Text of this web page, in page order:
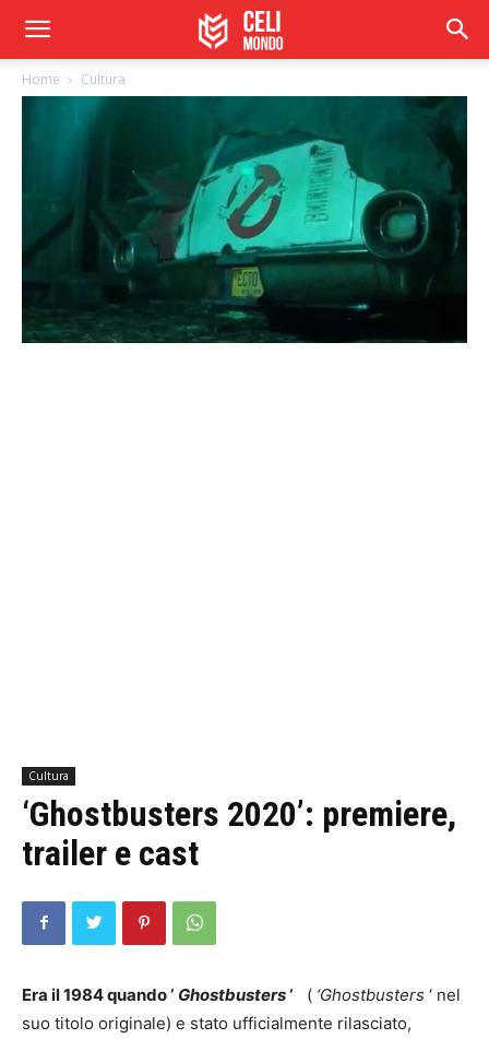
Home Cultura
Cultura
‘Ghostbusters 2020’: premiere,
trailer e cast
Era il 1984 quando ‘ Ghostbusters‘ ( ‘Ghostbusters ‘ nel
suo titolo originale) e stato ufficialmente rilasciato,